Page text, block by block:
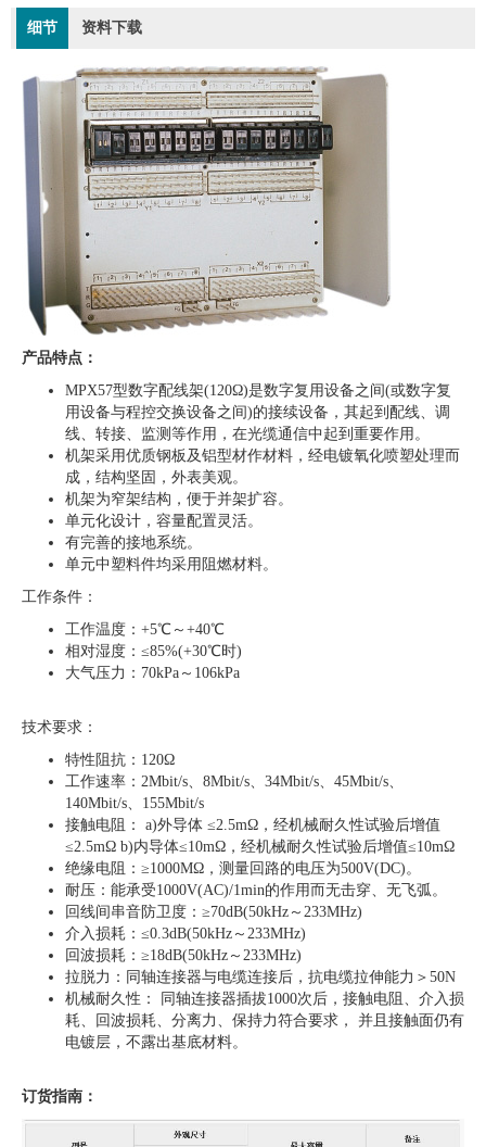
细节 资料下载
产品特点：
MPX57型数字配线架(120Ω)是数字复用设备之间(或数字复
用设备与程控交换设备之间)的接续设备，其起到配线、调
线、转接、监测等作用，在光缆通信中起到重要作用。
机架采用优质钢板及铝型材作材料，经电镀氧化喷塑处理而
成，结构坚固，外表美观。
机架为窄架结构，便于并架扩容。
单元化设计，容量配置灵活。
有完善的接地系统。
单元中塑料件均采用阻燃材料。
工作条件：
工作温度：+5℃～+40℃
相对湿度：≤85%(+30℃时)
大气压力：70kPa～106kPa
技术要求：
特性阻抗：120Ω
工作速率：2Mbit/s、8Mbit/s、34Mbit/s、45Mbit/s、
140Mbit/s、155Mbit/s
接触电阻： a)外导体 ≤2.5mΩ，经机械耐久性试验后增值
≤2.5mΩ b)内导体≤10mΩ，经机械耐久性试验后增值≤10mΩ
绝缘电阻：≥1000MΩ，测量回路的电压为500V(DC)。
耐压：能承受1000V(AC)/1min的作用而无击穿、无飞弧。
回线间串音防卫度：≥70dB(50kHz～233MHz)
介入损耗：≤0.3dB(50kHz～233MHz)
回波损耗：≥18dB(50kHz～233MHz)
拉脱力：同轴连接器与电缆连接后，抗电缆拉伸能力＞50N
机械耐久性： 同轴连接器插拔1000次后，接触电阻、介入损
耗、回波损耗、分离力、保持力符合要求， 并且接触面仍有
电镀层，不露出基底材料。
订货指南：